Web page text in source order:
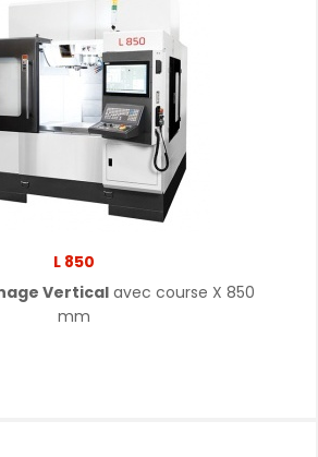
L 850
Verticalavec course X 850
mm